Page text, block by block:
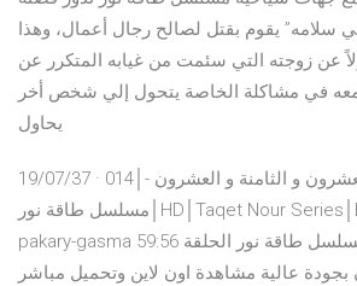
سلامه” يقوم بقتل لصالح رجال أعمال، وهذا
عن زوجته التي سئمت من غيابه المتكرر عن
معه في مشاكلة الخاصة يتحول إلي شخص أخر
يحاول
19/07/37 · 014│الحلقة السابعة و العشرون و الثامنة و العشرون -
مسلسل طاقة نور│HD│Taqet Nour Series│Episode ( 27 -28 )
pakary-gasma 59:56 مشاهدة الحلقة 27 مسلسل طاقة نور الحلقة
بجودة عالية مشاهدة اون لاين وتحميل مباشر